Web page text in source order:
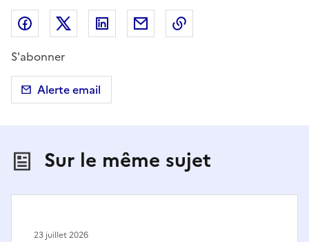
Partager sur Facebook
Partager sur X (anciennement Twitter)
Partager sur LinkedIn
Partager par email
S'abonner
Alerte email
Sur le même sujet
23 juillet 2026